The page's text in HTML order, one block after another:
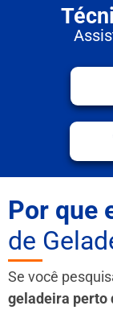
Por que
de
Se você
geladeira perto